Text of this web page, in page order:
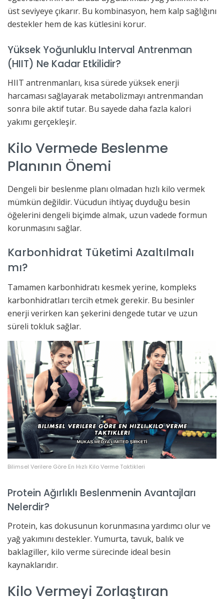
üst seviyeye çıkarır. Bu kombinasyon, hem kalp sağlığını
destekler hem de kas kütlesini korur.
Yüksek Yoğunluklu Interval Antrenman
(HIIT) Ne Kadar Etkilidir?
HIIT antrenmanları, kısa sürede yüksek enerji
harcaması sağlayarak metabolizmayı antrenmandan
sonra bile aktif tutar. Bu sayede daha fazla kalori
yakımı gerçekleşir.
Kilo Vermede Beslenme
Planının Önemi
Dengeli bir beslenme planı olmadan hızlı kilo vermek
mümkün değildir. Vücudun ihtiyaç duyduğu besin
öğelerini dengeli biçimde almak, uzun vadede formun
korunmasını sağlar.
Karbonhidrat Tüketimi Azaltılmalı
mı?
Tamamen karbonhidratı kesmek yerine, kompleks
karbonhidratları tercih etmek gerekir. Bu besinler
enerji verirken kan şekerini dengede tutar ve uzun
süreli tokluk sağlar.
Bilimsel Verilere Göre En Hızlı Kilo Verme Taktikleri
Protein Ağırlıklı Beslenmenin Avantajları
Nelerdir?
Protein, kas dokusunun korunmasına yardımcı olur ve
yağ yakımını destekler. Yumurta, tavuk, balık ve
baklagiller, kilo verme sürecinde ideal besin
kaynaklarıdır.
Kilo Vermeyi Zorlaştıran